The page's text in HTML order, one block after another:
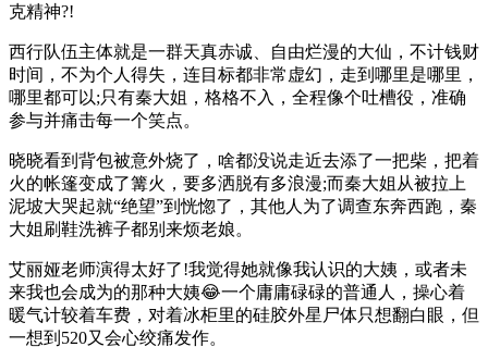
克精神?!
西行队伍主体就是一群天真赤诚、自由烂漫的大仙，不计钱财
时间，不为个人得失，连目标都非常虚幻，走到哪里是哪里，
哪里都可以;只有秦大姐，格格不入，全程像个吐槽役，准确
参与并痛击每一个笑点。
晓晓看到背包被意外烧了，啥都没说走近去添了一把柴，把着
火的帐篷变成了篝火，要多洒脱有多浪漫;而秦大姐从被拉上
泥坡大哭起就“绝望”到恍惚了，其他人为了调查东奔西跑，秦
大姐刷鞋洗裤子都别来烦老娘。
艾丽娅老师演得太好了!我觉得她就像我认识的大姨，或者未
来我也会成为的那种大姨😂一个庸庸碌碌的普通人，操心着
暖气计较着车费，对着冰柜里的硅胶外星尸体只想翻白眼，但
一想到520又会心绞痛发作。